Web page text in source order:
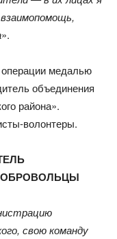
».
операции медалью
объединения
района».
волонтеры.
свою команду